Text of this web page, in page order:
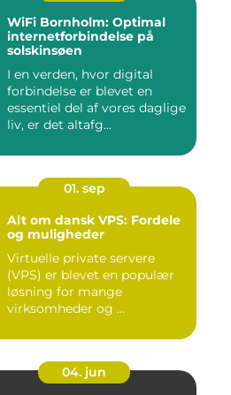
WiFi Bornholm: Optimal
internetforbindelse på
solskinsøen
I en verden, hvor digital
forbindelse er blevet en
essentiel del af vores daglige
liv, er det altafg...
01. sep
Alt om dansk VPS: Fordele
og muligheder
Virtuelle private servere
(VPS) er blevet en populær
løsning for mange
virksomheder og ...
04. jun